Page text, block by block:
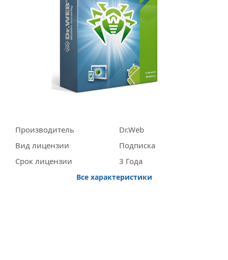
Производитель
Dr.Web
Вид лицензии
Подписка
Срок лицензии
3 Года
Все характеристики